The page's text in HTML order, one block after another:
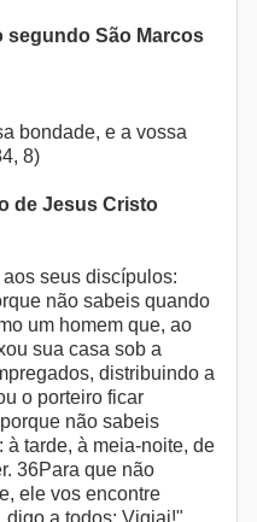
segundo São Marcos
bondade, e a vossa
8)
de Jesus Cristo
seus discípulos:
não sabeis quando
um homem que, ao
sua casa sob a
distribuindo a
o porteiro ficar
não sabeis
tarde, à meia-noite, de
36Para que não
ele vos encontre